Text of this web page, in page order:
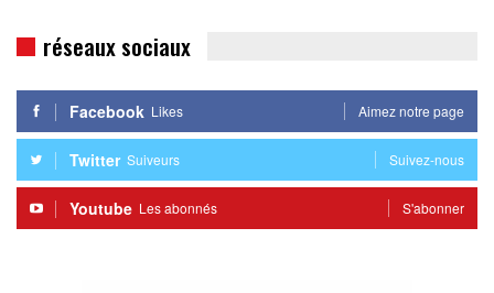
réseaux sociaux
Facebook Likes Aimez notre page
Twitter Suiveurs Suivez-nous
Youtube Les abonnés S'abonner